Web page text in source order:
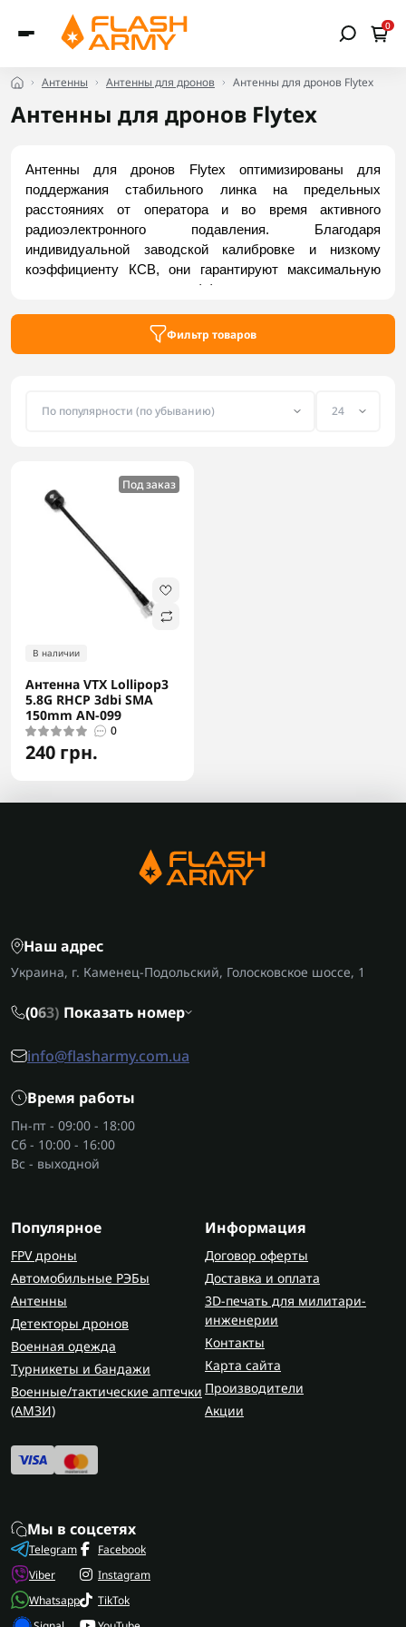
0
Антенны Антенны для дронов Антенны для дронов Flytex
Антенны для дронов Flytex
Антенны для дронов Flytex оптимизированы для
поддержания стабильного линка на предельных
расстояниях от оператора и во время активного
радиоэлектронного подавления. Благодаря
индивидуальной заводской калибровке и низкому
коэффициенту КСВ, они гарантируют максимальную
дальность сигнала и эффективное использование
предохраняет элементы от полетных вибраций и
Фильтр товаров
Под заказ
В наличии
Антенна VTX Lollipop3
5.8G RHCP 3dbi SMA
150mm AN-099
0
240 грн.
Наш адрес
Украина, г. Каменец-Подольский, Голосковское шоссе, 1
(063) Показать номер
info@flasharmy.com.ua
Время работы
Пн-пт - 09:00 - 18:00
Сб - 10:00 - 16:00
Вс - выходной
Популярное
FPV дроны
Автомобильные РЭБы
Антенны
Детекторы дронов
Военная одежда
Турникеты и бандажи
Военные/тактические аптечки
(AMЗИ)
Информация
Договор оферты
Доставка и оплата
3D-печать для милитари-
инженерии
Контакты
Карта сайта
Производители
Акции
Мы в соцсетях
Telegram
Viber
Whatsapp
Facebook
Instagram
TikTok